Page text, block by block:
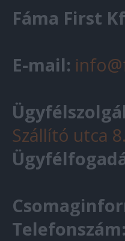
Fáma First
E-mail:
Szállító utca 8.
Telefonszám: